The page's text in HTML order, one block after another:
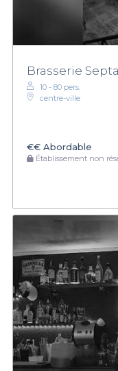
Brasserie
10 - 80 pers.
centre-ville
€€ Abordable
Établissement non